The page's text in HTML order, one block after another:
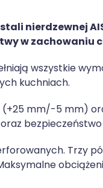
stali nierdzewnej
w zachowaniu
wszystkie
kuchniach.
mm/-5 mm)
Trzy